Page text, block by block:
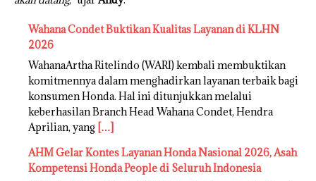
Wahana Condet Buktikan Kualitas Layanan di KLHN
2026
WahanaArtha Ritelindo (WARI) kembali membuktikan
komitmennya dalam menghadirkan layanan terbaik bagi
konsumen Honda. Hal ini ditunjukkan melalui
keberhasilan Branch Head Wahana Condet, Hendra
Aprilian, yang […]
AHM Gelar Kontes Layanan Honda Nasional 2026, Asah
Kompetensi Honda People di Seluruh Indonesia